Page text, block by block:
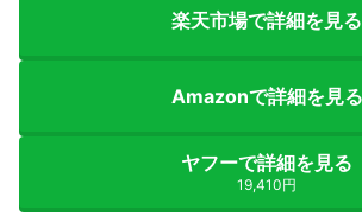
楽天市場で詳細を見る
Amazonで詳細を見る
ヤフーで詳細を見る
19,410円